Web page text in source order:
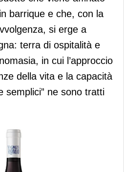
barrique e che, con la
si erge a
terra di ospitalità e
in cui l’approccio
della vita e la capacità
semplici” ne sono tratti